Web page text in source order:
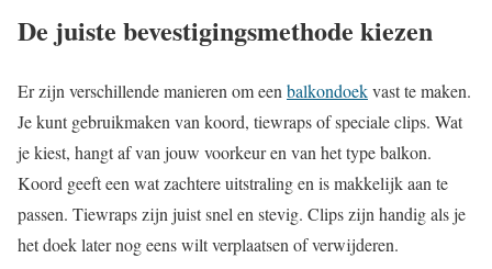
De juiste bevestigingsmethode kiezen
Er zijn verschillende manieren om een balkondoekvast te maken.
Je kunt gebruikmaken van koord, tiewraps of speciale clips. Wat
je kiest, hangt af van jouw voorkeur en van het type balkon.
Koord geeft een wat zachtere uitstraling en is makkelijk aan te
passen. Tiewraps zijn juist snel en stevig. Clips zijn handig als je
het doek later nog eens wilt verplaatsen of verwijderen.